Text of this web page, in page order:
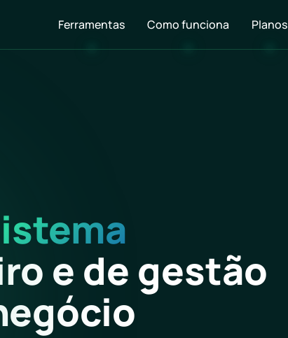
Ferramentas Como funciona Planos
e de gestão